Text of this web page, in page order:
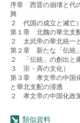
序章 西晋の崩壊と代
興
２ 代国の成立と滅亡）
第１章 北魏の華北支
２ 太武帝の華北統一
第２章 新たな「伝統
２ 「伝統」の創出と
３ 宗・斉の文化）
第３章 孝文帝の中国
と華北支配の浸透
２ 孝文帝の中国化政
類似資料